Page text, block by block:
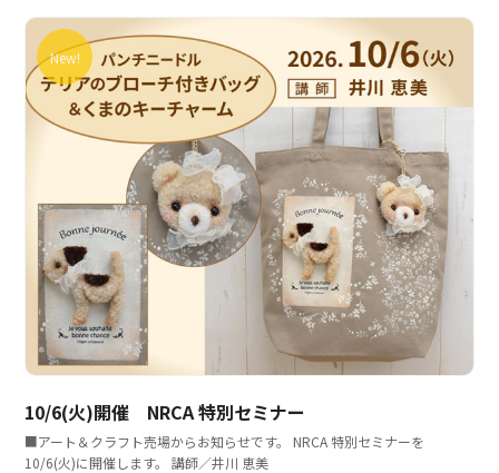
New!
10/6(火)開催 NRCA 特別セミナー
■アート＆クラフト売場からお知らせです。 NRCA 特別セミナーを
10/6(火)に開催します。 講師／井川 恵美